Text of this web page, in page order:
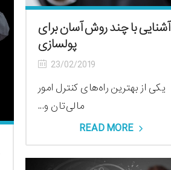
آشنایی با چند روش آسان برای
پولسازی
23/02/2019
یکی از بهترین راه‌های کنترل امور
مالی‌تان و...
READ MORE